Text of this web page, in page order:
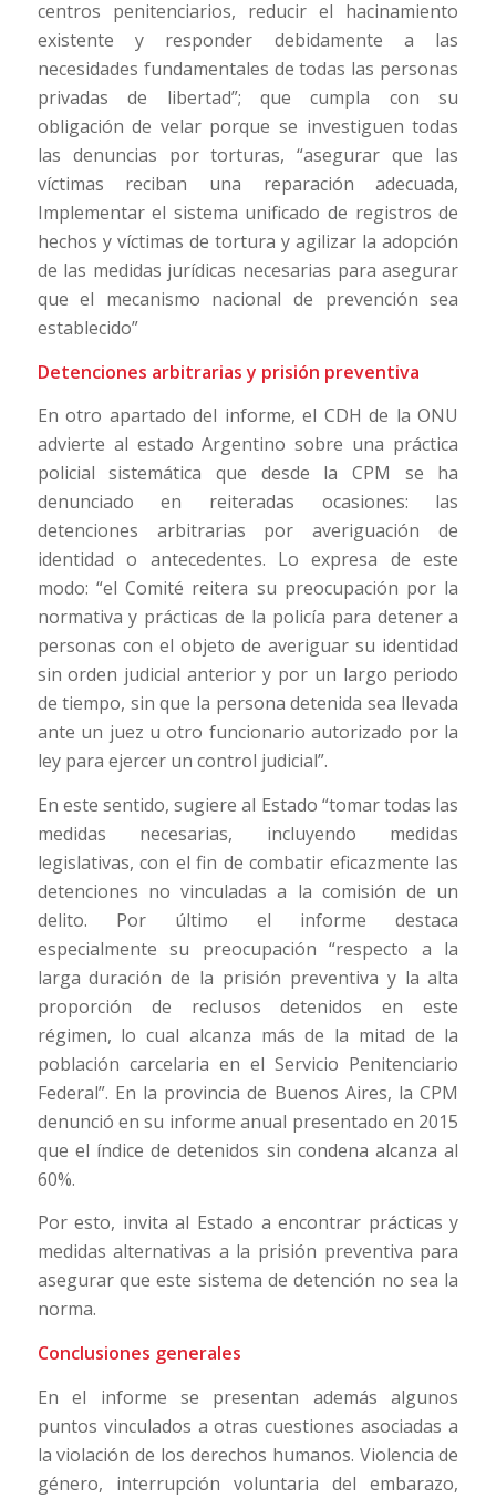
centros penitenciarios, reducir el hacinamiento
existente y responder debidamente a las
necesidades fundamentales de todas las personas
privadas de libertad”; que cumpla con su
obligación de velar porque se investiguen todas
las denuncias por torturas, “asegurar que las
víctimas reciban una reparación adecuada,
Implementar el sistema unificado de registros de
hechos y víctimas de tortura y agilizar la adopción
de las medidas jurídicas necesarias para asegurar
que el mecanismo nacional de prevención sea
establecido”
Detenciones arbitrarias y prisión preventiva
En otro apartado del informe, el CDH de la ONU
advierte al estado Argentino sobre una práctica
policial sistemática que desde la CPM se ha
denunciado en reiteradas ocasiones: las
detenciones arbitrarias por averiguación de
identidad o antecedentes. Lo expresa de este
modo: “el Comité reitera su preocupación por la
normativa y prácticas de la policía para detener a
personas con el objeto de averiguar su identidad
sin orden judicial anterior y por un largo periodo
de tiempo, sin que la persona detenida sea llevada
ante un juez u otro funcionario autorizado por la
ley para ejercer un control judicial”.
En este sentido, sugiere al Estado “tomar todas las
medidas necesarias, incluyendo medidas
legislativas, con el fin de combatir eficazmente las
detenciones no vinculadas a la comisión de un
delito. Por último el informe destaca
especialmente su preocupación “respecto a la
larga duración de la prisión preventiva y la alta
proporción de reclusos detenidos en este
régimen, lo cual alcanza más de la mitad de la
población carcelaria en el Servicio Penitenciario
Federal”. En la provincia de Buenos Aires, la CPM
denunció en su informe anual presentado en 2015
que el índice de detenidos sin condena alcanza al
60%.
Por esto, invita al Estado a encontrar prácticas y
medidas alternativas a la prisión preventiva para
asegurar que este sistema de detención no sea la
norma.
Conclusiones generales
En el informe se presentan además algunos
puntos vinculados a otras cuestiones asociadas a
la violación de los derechos humanos. Violencia de
género, interrupción voluntaria del embarazo,